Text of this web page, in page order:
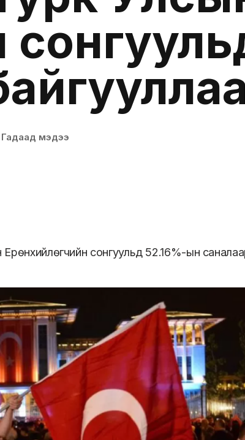
Гадаад мэдээ
сонгуульд 52.16%-ын